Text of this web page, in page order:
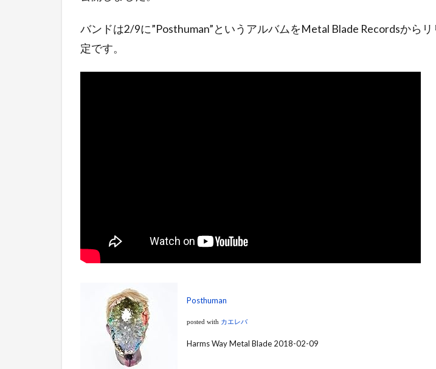
バンドは2/9に”Posthuman”というアルバムをMetal Blade Recordsから
定です。
Posthuman
posted with カエレバ
Harms Way Metal Blade 2018-02-09